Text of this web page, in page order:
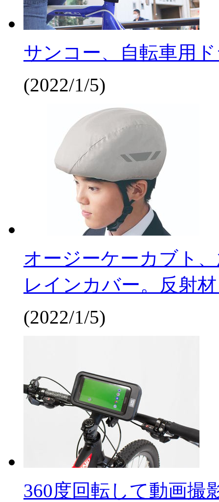
サンコー、自転車用
(2022/1/5)
オージーケーカブト
レインカバー。反射
(2022/1/5)
360度回転して動画撮